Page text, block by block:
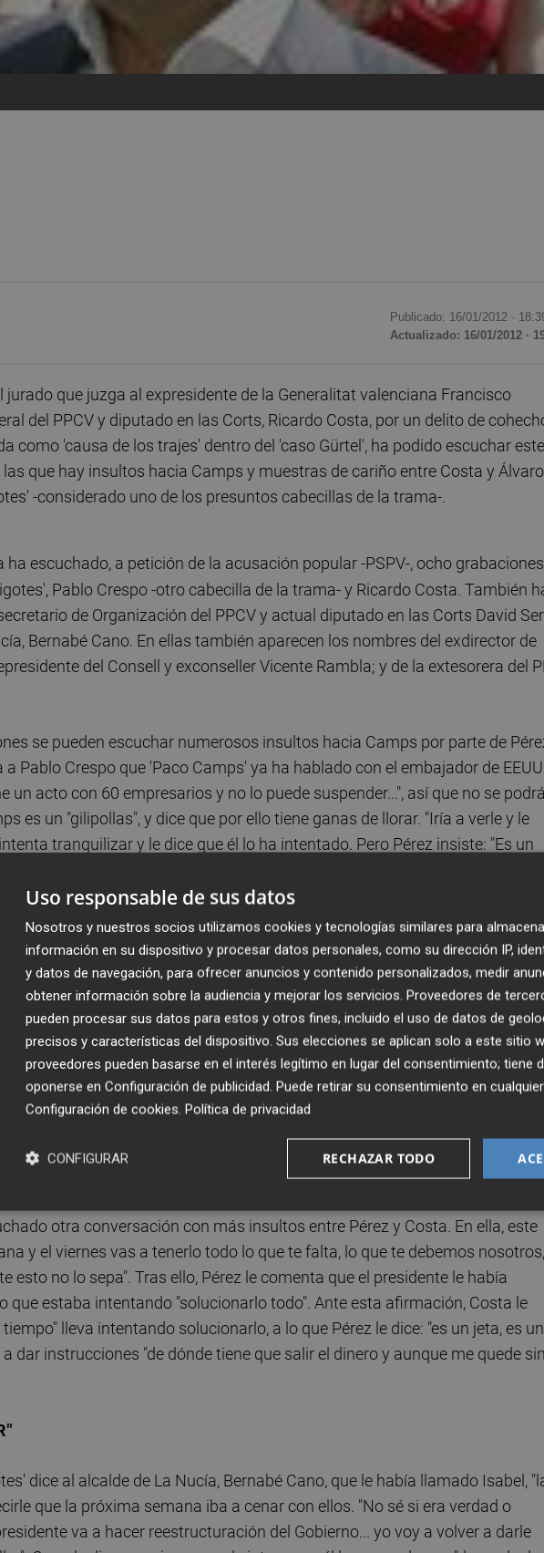
Publicado: 16/01/2012 ·
Actualizado: 16/01/2012 ·
jurado que juzga al expresidente de la Generalitat valenciana Francisco
del PPCV y diputado en las Corts, Ricardo Costa, por un delito de
como 'causa de los trajes' dentro del 'caso Gürtel', ha podido escuchar este
que hay insultos hacia Camps y muestras de cariño entre Costa y Álvaro
-considerado uno de los presuntos cabecillas de la trama-.
ha escuchado, a petición de la acusación popular -PSPV-, ocho
Pablo Crespo -otro cabecilla de la trama- y Ricardo Costa. También
de Organización del PPCV y actual diputado en las Corts David
Bernabé Cano. En ellas también aparecen los nombres del exdirector de
del Consell y exconseller Vicente Rambla; y de la extesorera del
se pueden escuchar numerosos insultos hacia Camps por parte de
a Pablo Crespo que 'Paco Camps' ya ha hablado con el embajador de EEUU
un acto con 60 empresarios y no lo puede suspender...", así que no se
es un "gilipollas", y dice que por ello tiene ganas de llorar. "Iría a verle y le
tranquilizar y le dice que él lo ha intentado. Pero Pérez insiste: "Es un
de los tres tíos más importantes del puto planeta...", y añade que Camps
por culo a esos gorrones -los empresarios-".
conversación, 'El Bigotes' cuenta a Costa lo ocurrido con este
Romero, el exembajador de EEUU en España, con el que habló Paco
de Richardson, y me dice que si voy a ir al encuentro el martes". "Y yo
de puta --en referencia a Camps-- ha estado llamando día sí y día también
y no me ha dicho ni pío. Heavy, ¿eh?", y le contesta Costa: "Molt
que mandó un mensaje a Camps y se ofreció a acompañarle en el viaje, y
"le he mandado un mensaje diciéndole si quería que le acompañara a la
hijo de puta, y se lo mandé ayer".
otra conversación con más insultos entre Pérez y Costa. En ella, este
y el viernes vas a tenerlo todo lo que te falta, lo que te debemos nosotros,
esto no lo sepa". Tras ello, Pérez le comenta que el presidente le había
que estaba intentando "solucionarlo todo". Ante esta afirmación, Costa le
lleva intentando solucionarlo, a lo que Pérez le dice: "es un jeta, es un
dar instrucciones "de dónde tiene que salir el dinero y aunque me quede sin
dice al alcalde de La Nucía, Bernabé Cano, que le había llamado Isabel,
que la próxima semana iba a cenar con ellos. "No sé si era verdad o
va a hacer reestructuración del Gobierno... yo voy a volver a darle
Uso responsable de sus datos
Nosotros y nuestros socios utilizamos cookies y tecnologías similares para
información en su dispositivo y procesar datos personales, como su dirección IP,
y datos de navegación, para ofrecer anuncios y contenido personalizados, medir
obtener información sobre la audiencia y mejorar los servicios. Proveedores de
pueden procesar sus datos para estos y otros fines, incluido el uso de datos de
precisos y características del dispositivo. Sus elecciones se aplican solo a este sitio
proveedores pueden basarse en el interés legítimo en lugar del consentimiento; tiene
oponerse en Configuración de publicidad. Puede retirar su consentimiento en
Configuración de cookies. Política de privacidad
RECHAZAR TODO
CONFIGURAR